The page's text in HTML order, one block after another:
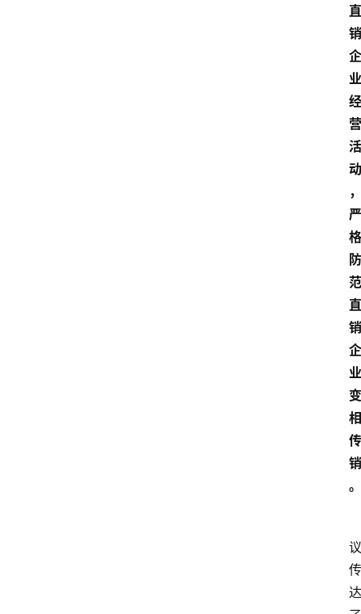
直
销
企
业
经
营
活
动
，
严
格
防
范
直
销
企
业
变
相
传
销
。
议
传
达